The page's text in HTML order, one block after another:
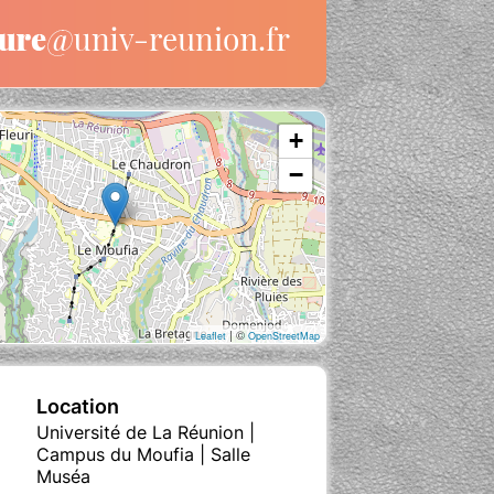
+
−
Leaflet| ©OpenStreetMap
Location
Université de La Réunion |
Campus du Moufia | Salle
Muséa